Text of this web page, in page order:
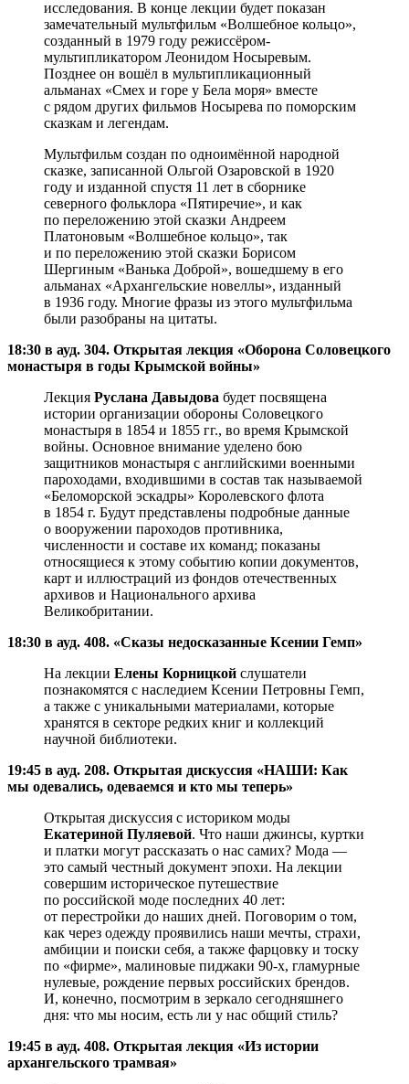
исследования. В конце лекции будет показан
замечательный мультфильм «Волшебное кольцо»,
созданный в 1979 году режиссёром-
мультипликатором Леонидом Носыревым.
Позднее он вошёл в мультипликационный
альманах «Смех и горе у Бела моря» вместе
с рядом других фильмов Носырева по поморским
сказкам и легендам.
Мультфильм создан по одноимённой народной
сказке, записанной Ольгой Озаровской в 1920
году и изданной спустя 11 лет в сборнике
северного фольклора «Пятиречие», и как
по переложению этой сказки Андреем
Платоновым «Волшебное кольцо», так
и по переложению этой сказки Борисом
Шергиным «Ванька Доброй», вошедшему в его
альманах «Архангельские новеллы», изданный
в 1936 году. Многие фразы из этого мультфильма
были разобраны на цитаты.
18:30 в ауд. 304. Открытая лекция «Оборона Соловецкого
монастыря в годы Крымской войны»
Лекция Руслана Давыдова будет посвящена
истории организации обороны Соловецкого
монастыря в 1854 и 1855 гг., во время Крымской
войны. Основное внимание уделено бою
защитников монастыря с английскими военными
пароходами, входившими в состав так называемой
«Беломорской эскадры» Королевского флота
в 1854 г. Будут представлены подробные данные
о вооружении пароходов противника,
численности и составе их команд; показаны
относящиеся к этому событию копии документов,
карт и иллюстраций из фондов отечественных
архивов и Национального архива
Великобритании.
18:30 в ауд. 408. «Сказы недосказанные Ксении Гемп»
На лекции Елены Корницкой слушатели
познакомятся с наследием Ксении Петровны Гемп,
а также с уникальными материалами, которые
хранятся в секторе редких книг и коллекций
научной библиотеки.
19:45 в ауд. 208. Открытая дискуссия «НАШИ: Как
мы одевались, одеваемся и кто мы теперь»
Открытая дискуссия с историком моды
Екатериной Пуляевой. Что наши джинсы, куртки
и платки могут рассказать о нас самих? Мода —
это самый честный документ эпохи. На лекции
совершим историческое путешествие
по российской моде последних 40 лет:
от перестройки до наших дней. Поговорим о том,
как через одежду проявились наши мечты, страхи,
амбиции и поиски себя, а также фарцовку и тоску
по «фирме», малиновые пиджаки 90-х, гламурные
нулевые, рождение первых российских брендов.
И, конечно, посмотрим в зеркало сегодняшнего
дня: что мы носим, есть ли у нас общий стиль?
19:45 в ауд. 408. Открытая лекция «Из истории
архангельского трамвая»